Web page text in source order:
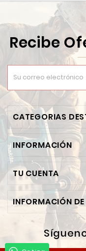
Recibe
CATEGORIAS
INFORMACIÓN
TU CUENTA
INFORMACIÓN